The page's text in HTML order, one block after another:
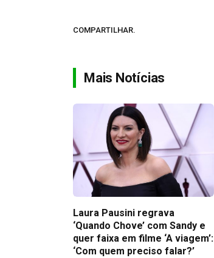
COMPARTILHAR.
Mais Notícias
Laura Pausini regrava
‘Quando Chove’ com Sandy e
quer faixa em filme ‘A viagem’:
‘Com quem preciso falar?’